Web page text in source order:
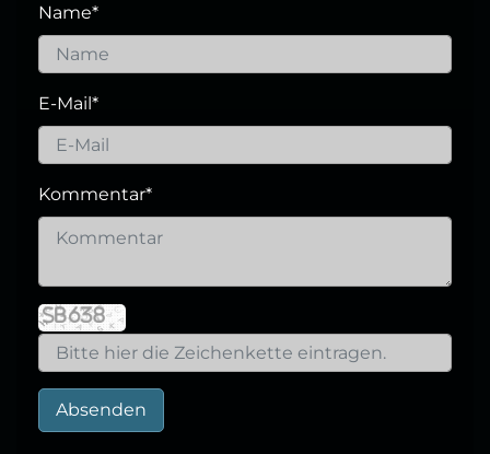
Name*
E-Mail*
Kommentar*
Absenden